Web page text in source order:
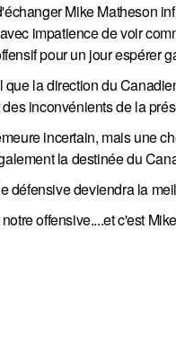
Mike Matheson
impatience de voir
pour un jour espérer
que la direction du
inconvénients de la
incertain, mais une
la destinée du
défensive deviendra la
offensive....et c'est